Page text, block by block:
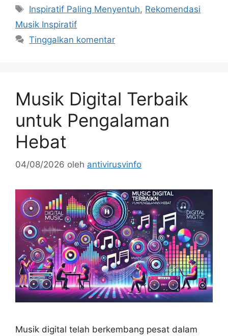
Tag
Inspiratif Paling Menyentuh, Rekomendasi
Musik Inspiratif
Tinggalkan komentar
Musik Digital Terbaik
untuk Pengalaman
Hebat
04/08/2026 oleh antivirusvinfo
Musik digital telah berkembang pesat dalam